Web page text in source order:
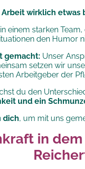
wirklich etwas
einem starken
den Humor
gemacht: Unser
setzen wir
Arbeitgeber der
du den
und ein
dich, um mit uns
in